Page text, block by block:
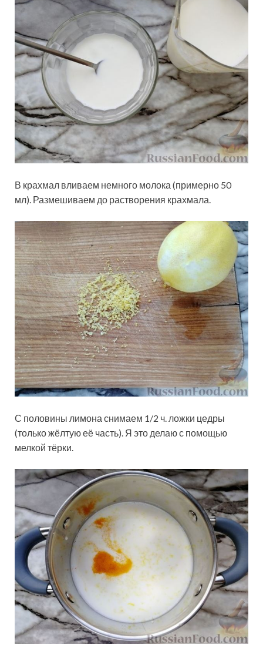
В крахмал вливаем немного молока (примерно 50
мл). Размешиваем до растворения крахмала.
С половины лимона снимаем 1/2 ч. ложки цедры
(только жёлтую её часть). Я это делаю с помощью
мелкой тёрки.